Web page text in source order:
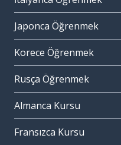
Japonca Öğrenmek
Korece Öğrenmek
Rusça Öğrenmek
Almanca Kursu
Fransızca Kursu